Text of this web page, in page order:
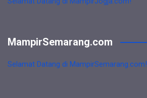
MampirSemarang.com
Selamat Datang di MampirSemarang.com!